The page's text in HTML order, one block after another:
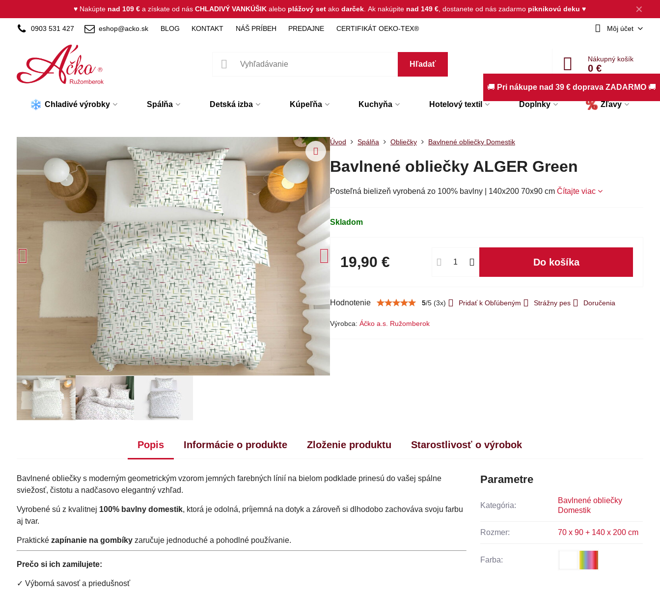
✕
♥ Nakúpte nad 109 € a získate od násCHLADIVÝ VANKÚŠIK alebo plážový set ako darček Ak nakúpite nad 149 € , dostanete od nás zadarmo piknikovú deku♥
0903 531 427 eshop@acko.sk BLOG KONTAKT NÁŠ PRÍBEH PREDAJNE CERTIFIKÁT OEKO-TEX® Môj účet
Hľadať
Nákupný košík
0 €
Chladivé výrobky Spálňa Detská izba Kúpeľňa Kuchyňa Hotelový textil Doplnky Zľavy
Úvod Spálňa Obliečky Bavlnené obliečky Domestik
Bavlnené obliečky ALGER Green
Posteľná bielizeň vyrobená zo 100% bavlny | 140x200 70x90 cm Čítajte viac
Skladom
19,90 € Do košíka
Hodnotenie 5/5(3x) Pridať k Obľúbeným Strážny pes Doručenia
Výrobca: Áčko a.s. Ružomberok
🚚 Pri nákupe nad 39 € doprava ZADARMO 🚚
Popis Informácie o produkte Zloženie produktu Starostlivosť o výrobok
Bavlnené obliečky s moderným geometrickým vzorom jemných farebných línií na bielom podklade prinesú do vašej spálne
sviežosť, čistotu a nadčasovo elegantný vzhľad.
Vyrobené sú z kvalitnej 100% bavlny domestik, ktorá je odolná, príjemná na dotyk a zároveň si dlhodobo zachováva svoju farbu
aj tvar.
Praktické zapínanie na gombíkyzaručuje jednoduché a pohodlné používanie.
Prečo si ich zamilujete:
✓ Výborná savosť a priedušnosť
Parametre
Kategória:
Bavlnené obliečky
Domestik
Rozmer: 70 x 90 + 140 x 200 cm
Farba: